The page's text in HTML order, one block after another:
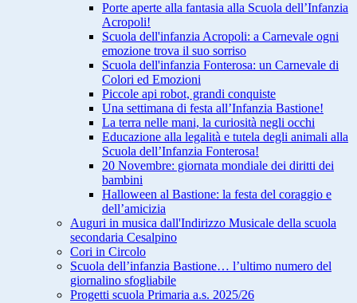
Porte aperte alla fantasia alla Scuola dell’Infanzia
Acropoli!
Scuola dell'infanzia Acropoli: a Carnevale ogni
emozione trova il suo sorriso
Scuola dell'infanzia Fonterosa: un Carnevale di
Colori ed Emozioni
Piccole api robot, grandi conquiste
Una settimana di festa all’Infanzia Bastione!
La terra nelle mani, la curiosità negli occhi
Educazione alla legalità e tutela degli animali alla
Scuola dell’Infanzia Fonterosa!
20 Novembre: giornata mondiale dei diritti dei
bambini
Halloween al Bastione: la festa del coraggio e
dell’amicizia
Auguri in musica dall'Indirizzo Musicale della scuola
secondaria Cesalpino
Cori in Circolo
Scuola dell’infanzia Bastione… l’ultimo numero del
giornalino sfogliabile
Progetti scuola Primaria a.s. 2025/26